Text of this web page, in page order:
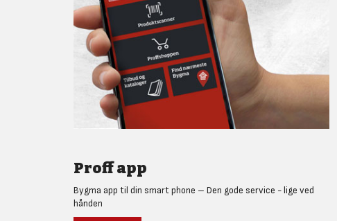
Proff app
Bygma app til din smart phone – Den gode service - lige ved
hånden